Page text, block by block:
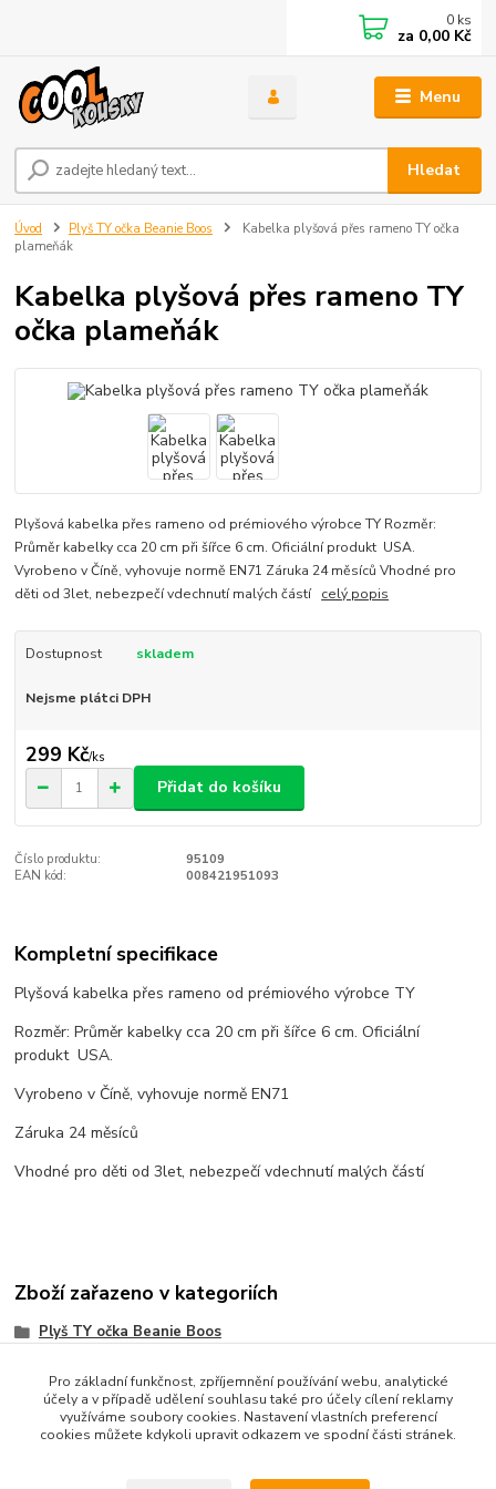
Menu
Hledat
0 ks
za 0,00 Kč
Úvod Plyš TY očka Beanie Boos
Kabelka plyšová přes rameno TY očka
plameňák
Kabelka plyšová přes rameno TY
očka plameňák
Plyšová kabelka přes rameno od prémiového výrobce TY Rozměr:
Průměr kabelky cca 20 cm při šířce 6 cm. Oficiální produkt USA.
Vyrobeno v Číně, vyhovuje normě EN71 Záruka 24 měsíců Vhodné pro
děti od 3let, nebezpečí vdechnutí malých částí celý popis
Dostupnost skladem
Nejsme plátci DPH
299 Kč/ks
Přidat do košíku
Číslo produktu:
95109
EAN kód:
008421951093
Kompletní specifikace
Plyšová kabelka přes rameno od prémiového výrobce TY
Rozměr: Průměr kabelky cca 20 cm při šířce 6 cm. Oficiální
produkt USA.
Vyrobeno v Číně, vyhovuje normě EN71
Záruka 24 měsíců
Vhodné pro děti od 3let, nebezpečí vdechnutí malých částí
Zboží zařazeno v kategoriích
Plyš TY očka Beanie Boos
Pro základní funkčnost, zpříjemnění používání webu, analytické
účely a v případě udělení souhlasu také pro účely cílení reklamy
využíváme soubory cookies. Nastavení vlastních preferencí
cookies můžete kdykoli upravit odkazem ve spodní části stránek.